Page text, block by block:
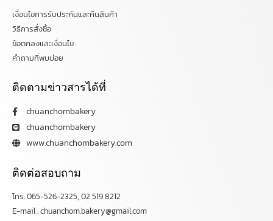
เงื่อนไขการรับประกันและคืนสินค้า
วิธีการสั่งซื้อ
ข้อตกลงและเงื่อนไข
คำถามที่พบบ่อย
ติดตามข่าวสารได้ที่
chuanchombakery
chuanchombakery
www.chuanchombakery.com
ติดต่อสอบถาม
โทร. 065-526-2325, 02 519 8212
E-mail : chuanchom.bakery@gmail.com